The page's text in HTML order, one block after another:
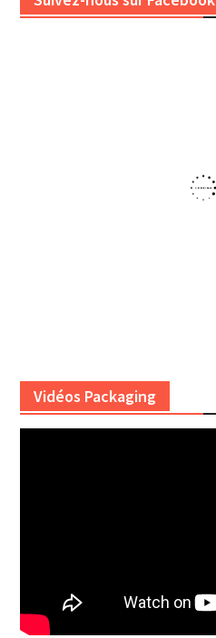
Vidéos Packaging